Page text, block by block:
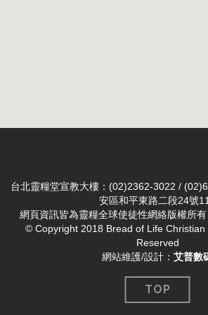
台北靈糧堂宣教大樓：(02)2362-3022 /
安區和平東路二段24號
網頁資訊皆為靈糧全球使徒性網絡版權所
© Copyright 2018 Bread of Life Christian
Reserved
網站維護/設計： 艾普數
TOP